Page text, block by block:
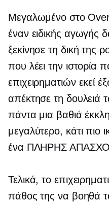
Μεγαλωμένο στο
έναν ειδικής αγωγής
ξεκίνησε τη δική της
που λέει την ιστορία
επιχειρηματιών εκεί
απέκτησε τη δουλειά
πάντα μια βαθιά
μεγαλύτερο, κάτι πιο
ένα ΠΛΗΡΗΣ
Τελικά, το
πάθος της να βοηθά